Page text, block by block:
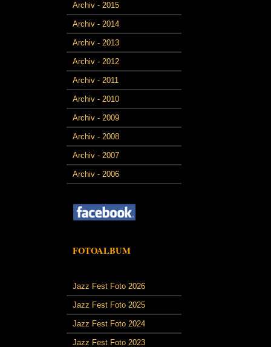
Archiv - 2015
Archiv - 2014
Archiv - 2013
Archiv - 2012
Archiv - 2011
Archiv - 2010
Archiv - 2009
Archiv - 2008
Archiv - 2007
Archiv - 2006
FOTOALBUM
Jazz Fest Foto 2026
Jazz Fest Foto 2025
Jazz Fest Foto 2024
Jazz Fest Foto 2023